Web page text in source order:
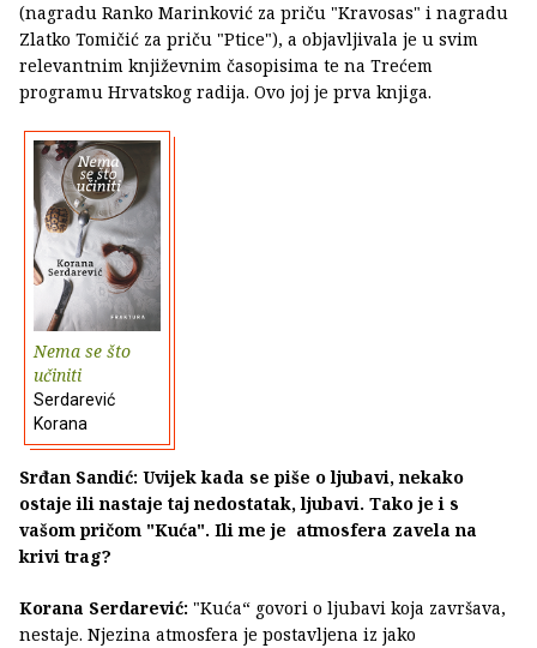
(nagradu Ranko Marinković za priču "Kravosas" i nagradu
Zlatko Tomičić za priču "Ptice"), a objavljivala je u svim
relevantnim književnim časopisima te na Trećem
programu Hrvatskog radija. Ovo joj je prva knjiga.
Nema se što
učiniti
Serdarević
Korana
Srđan Sandić: Uvijek kada se piše o ljubavi, nekako
ostaje ili nastaje taj nedostatak, ljubavi. Tako je i s
vašom pričom "Kuća". Ili me je atmosfera zavela na
krivi trag?
Korana Serdarević: "Kuća“ govori o ljubavi koja završava,
nestaje. Njezina atmosfera je postavljena iz jako